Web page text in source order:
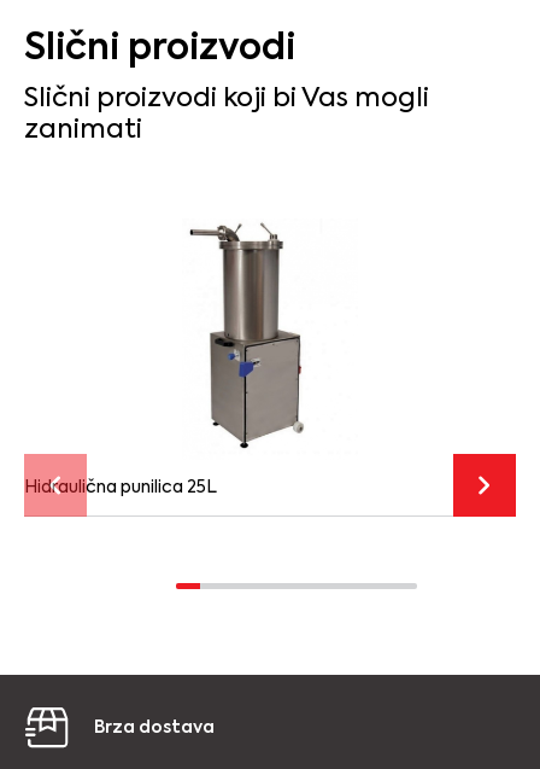
Slični proizvodi
Slični proizvodi koji bi Vas mogli
zanimati
Hidraulična punilica 25L
Brza dostava